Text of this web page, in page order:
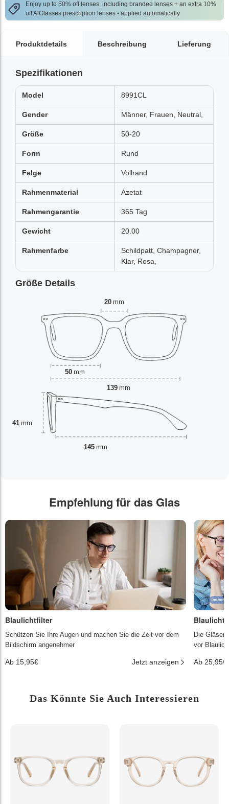
Enjoy up to 50% off lenses, including branded lenses + an extra 10%
off AlGlasses prescription lenses - applied automatically
Produktdetails Beschreibung Lieferung
Spezifikationen
Model 8991CL
Gender Männer, Frauen, Neutral,
Größe 50-20
Form Rund
Felge Vollrand
Rahmenmaterial Azetat
Rahmengarantie 365 Tag
Gewicht 20.00
Rahmenfarbe
Schildpatt, Champagner,
Klar, Rosa,
Größe Details
20 mm
50 mm
41 mm
139 mm
145 mm
Empfehlung für das Glas
Blaulichtfilter
Schützen Sie Ihre Augen und machen Sie die Zeit vor dem
Bildschirm angenehmer
Ab 15,95€ Jetzt anzeigen
Die Gläser
vor
Ab 25,95€
Das Könnte Sie Auch Interessieren